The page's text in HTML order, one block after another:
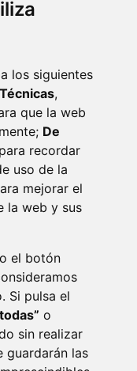
los siguientes
Técnicas,
que la web
De
para recordar
uso de la
mejorar el
la web y sus
el botón
Si pulsa el
o
sin realizar
guardarán las
(ESPAÑA)
·
EXTERNO AL